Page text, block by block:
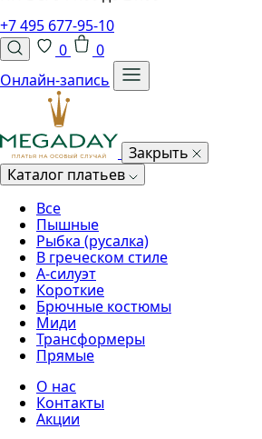
+7 495 677-95-10
0
0
Онлайн-запись
Закрыть
Каталог платьев
Все
Пышные
Рыбка (русалка)
В греческом стиле
А-силуэт
Короткие
Брючные костюмы
Миди
Трансформеры
Прямые
О нас
Контакты
Акции